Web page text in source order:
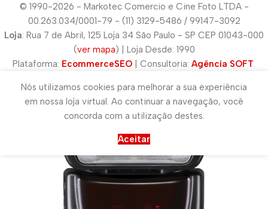
© 1990-2026 - Markotec Comercio e Cine Foto LTDA -
00.263.034/0001-79 - (11) 3129-5486 / 99147-3092
Loja: Rua 7 de Abril, 125 Loja 34 São Paulo - SP CEP 01043-000
(ver mapa) | Loja Desde: 1990
Plataforma: EcommerceSEO | Consultoria: Agência SOFT.
Nós utilizamos cookies para melhorar a sua experiência
em nossa loja virtual. Ao continuar a navegação, você
concorda com a utilização destes.
Aceitar